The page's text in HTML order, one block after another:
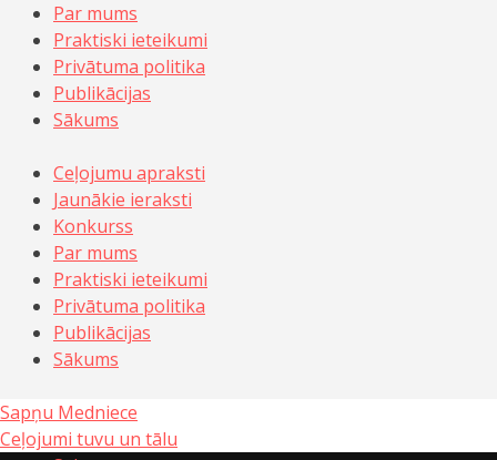
Par mums
Praktiski ieteikumi
Privātuma politika
Publikācijas
Sākums
Ceļojumu apraksti
Jaunākie ieraksti
Konkurss
Par mums
Praktiski ieteikumi
Privātuma politika
Publikācijas
Sākums
Sapņu Medniece
Ceļojumi tuvu un tālu